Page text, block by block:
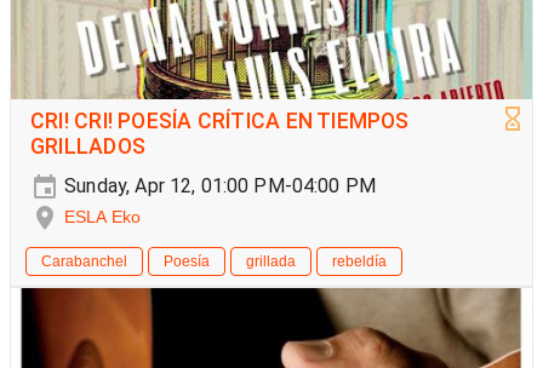
CRI! CRI! POESÍA CRÍTICA EN TIEMPOS
GRILLADOS
Sunday, Apr 12, 01:00 PM-04:00 PM
ESLA Eko
Carabanchel Poesía grillada rebeldía